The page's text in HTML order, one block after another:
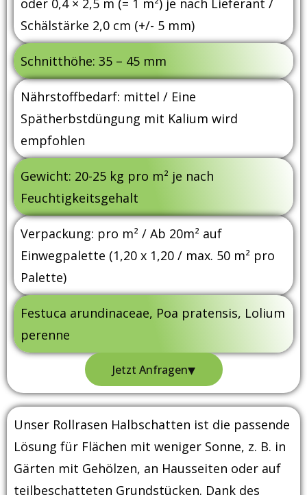
oder 0,4 × 2,5 m (= 1 m²) je nach Lieferant /
Schälstärke 2,0 cm (+/- 5 mm)
Schnitthöhe: 35 – 45 mm
Nährstoffbedarf: mittel / Eine
Spätherbstdüngung mit Kalium wird
empfohlen
Gewicht: 20-25 kg pro m² je nach
Feuchtigkeitsgehalt
Verpackung: pro m² / Ab 20m² auf
Einwegpalette (1,20 x 1,20 / max. 50 m² pro
Palette)
Festuca arundinaceae, Poa pratensis, Lolium
perenne
Jetzt Anfragen▾
Unser Rollrasen Halbschatten ist die passende
Lösung für Flächen mit weniger Sonne, z. B. in
Gärten mit Gehölzen, an Hausseiten oder auf
teilbeschatteten Grundstücken. Dank des